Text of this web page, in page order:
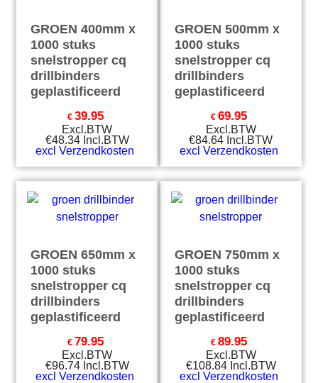
GROEN 400mm x
1000 stuks
snelstropper cq
drillbinders
geplastificeerd
€ 39.95
Excl.BTW
€48.34 Incl.BTW
excl Verzendkosten
GROEN 500mm x
1000 stuks
snelstropper cq
drillbinders
geplastificeerd
€ 69.95
Excl.BTW
€84.64 Incl.BTW
excl Verzendkosten
GROEN 650mm x
1000 stuks
snelstropper cq
drillbinders
geplastificeerd
€ 79.95
Excl.BTW
€96.74 Incl.BTW
excl Verzendkosten
GROEN 750mm x
1000 stuks
snelstropper cq
drillbinders
geplastificeerd
€ 89.95
Excl.BTW
€108.84 Incl.BTW
excl Verzendkosten